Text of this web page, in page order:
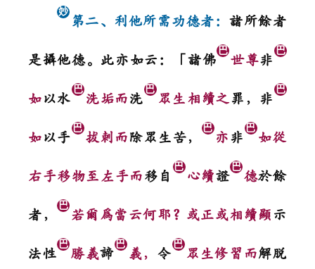
妙
第二、利他所需功德者：諸所餘者
是攝他德。此亦如云：「諸佛
巴
世尊非
巴
如以水
巴
洗垢而洗
巴
眾生相續之罪，非
巴
如以手
巴
拔刺而除眾生苦，
巴
亦非
巴
如從
右手移物至左手而移自
巴
心續證
巴
德於餘
者，
巴
若爾為當云何耶？或正或相續顯 示
法性
巴
勝義諦
巴
義， 令
巴
眾生修習而解脫